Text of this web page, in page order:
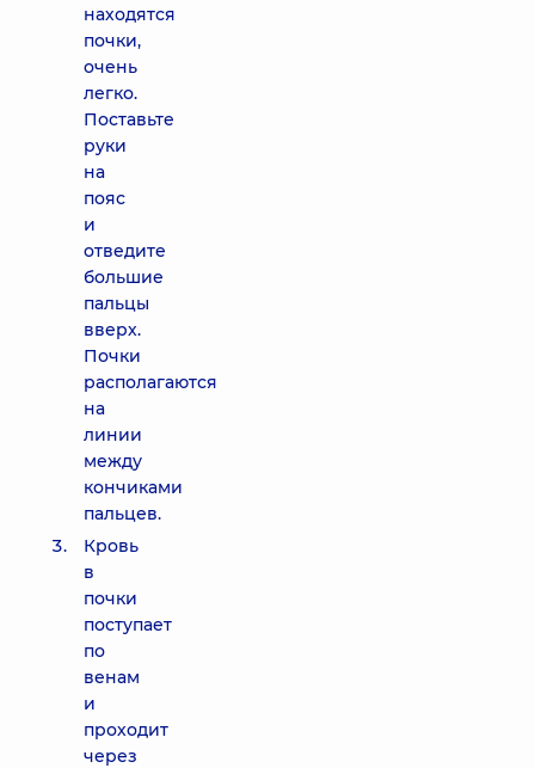
находятся
почки,
очень
легко.
Поставьте
руки
на
пояс
и
отведите
большие
пальцы
вверх.
Почки
располагаются
на
линии
между
кончиками
пальцев.
Кровь
в
почки
поступает
по
венам
и
проходит
через